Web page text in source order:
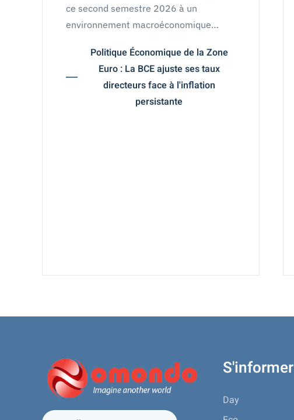
ce second semestre 2026 à un
environnement macroéconomique…
Politique Économique de la Zone
Euro : La BCE ajuste ses taux
directeurs face à l'inflation
persistante
S'informer
Day